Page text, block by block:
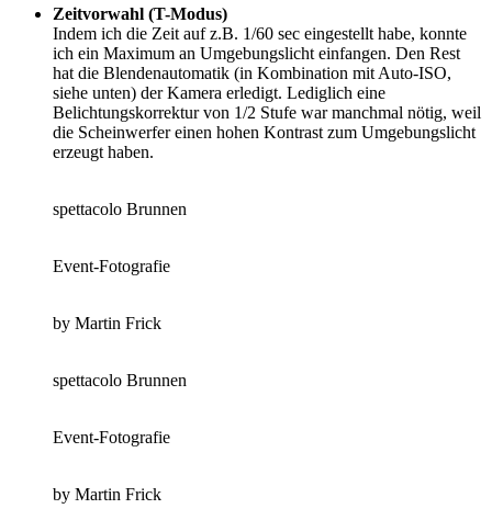
Zeitvorwahl (T-Modus)
Indem ich die Zeit auf z.B. 1/60 sec eingestellt habe, konnte
ich ein Maximum an Umgebungslicht einfangen. Den Rest
hat die Blendenautomatik (in Kombination mit Auto-ISO,
siehe unten) der Kamera erledigt. Lediglich eine
Belichtungskorrektur von 1/2 Stufe war manchmal nötig, weil
die Scheinwerfer einen hohen Kontrast zum Umgebungslicht
erzeugt haben.
spettacolo Brunnen
Event-Fotografie
by Martin Frick
spettacolo Brunnen
Event-Fotografie
by Martin Frick